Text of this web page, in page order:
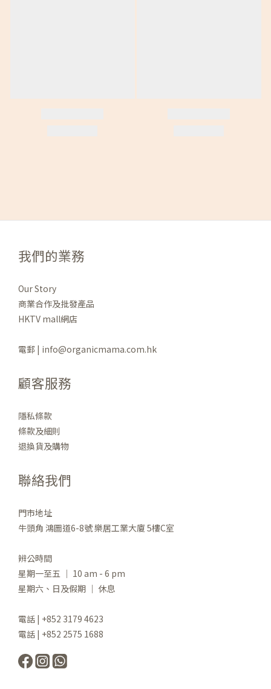
我們的業務
Our Story
商業合作及批發產品
HKTV mall網店
電郵 | info@organicmama.com.hk
顧客服務
隱私條款
條款及細則
退換貨及購物
聯絡我們
門市地址
牛頭角 鴻圖道6-8號 樂居工業大廈 5樓C室
辨公時間
星期一至五 ｜ 10 am - 6 pm
星期六、日及假期 ｜ 休息
電話 | +852 3179 4623
電話 | +852 2575 1688